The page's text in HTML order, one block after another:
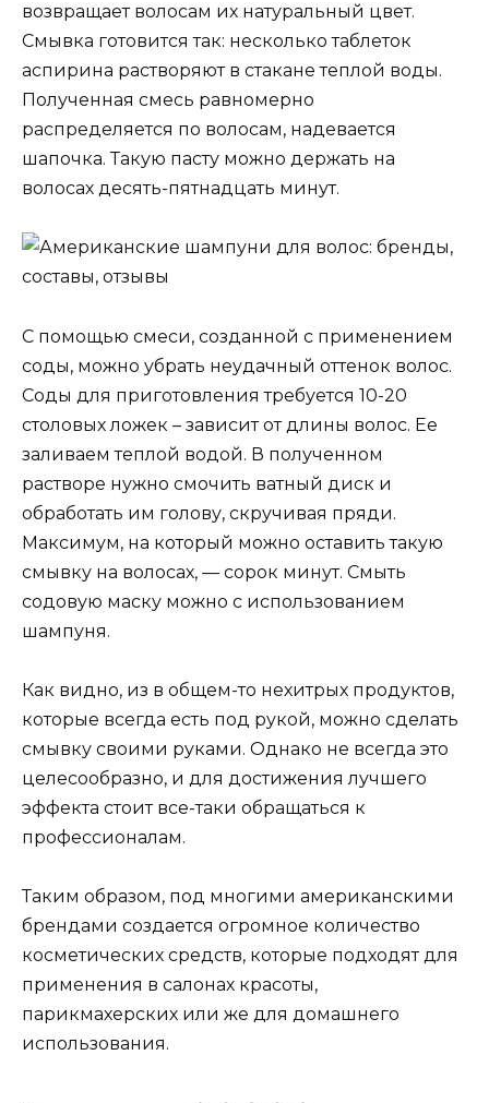
возвращает волосам их натуральный цвет.
Смывка готовится так: несколько таблеток
аспирина растворяют в стакане теплой воды.
Полученная смесь равномерно
распределяется по волосам, надевается
шапочка. Такую пасту можно держать на
волосах десять-пятнадцать минут.
С помощью смеси, созданной с применением
соды, можно убрать неудачный оттенок волос.
Соды для приготовления требуется 10-20
столовых ложек – зависит от длины волос. Ее
заливаем теплой водой. В полученном
растворе нужно смочить ватный диск и
обработать им голову, скручивая пряди.
Максимум, на который можно оставить такую
смывку на волосах, — сорок минут. Смыть
содовую маску можно с использованием
шампуня.
Как видно, из в общем-то нехитрых продуктов,
которые всегда есть под рукой, можно сделать
смывку своими руками. Однако не всегда это
целесообразно, и для достижения лучшего
эффекта стоит все-таки обращаться к
профессионалам.
Таким образом, под многими американскими
брендами создается огромное количество
косметических средств, которые подходят для
применения в салонах красоты,
парикмахерских или же для домашнего
использования.